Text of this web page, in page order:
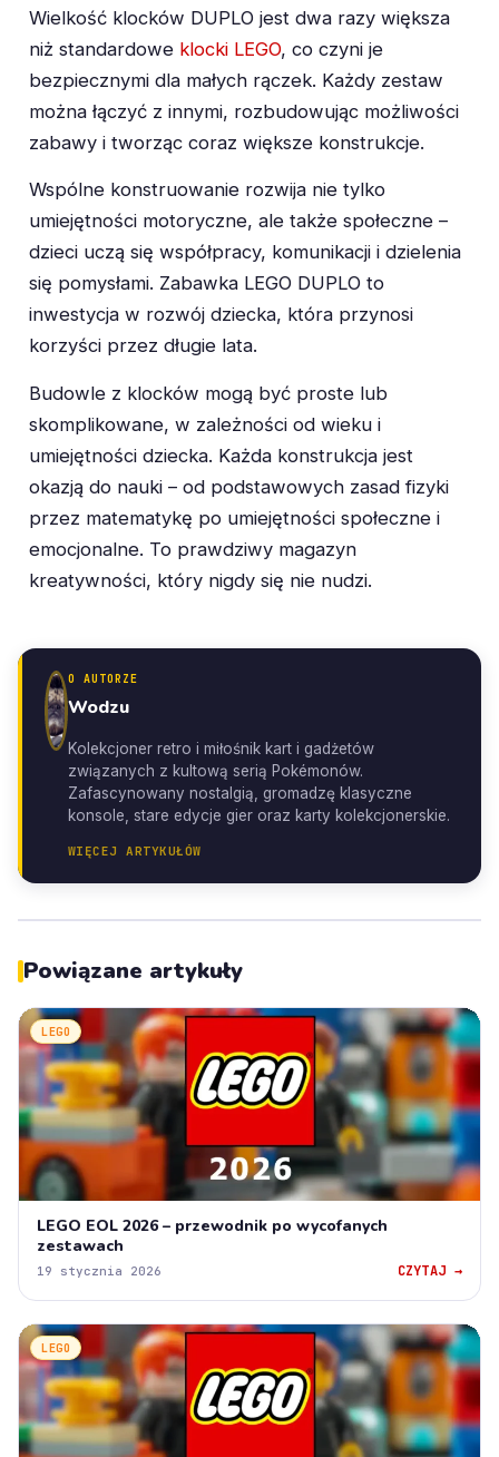
Wielkość klocków DUPLO jest dwa razy większa
niż standardowe klocki LEGO, co czyni je
bezpiecznymi dla małych rączek. Każdy zestaw
można łączyć z innymi, rozbudowując możliwości
zabawy i tworząc coraz większe konstrukcje.
Wspólne konstruowanie rozwija nie tylko
umiejętności motoryczne, ale także społeczne –
dzieci uczą się współpracy, komunikacji i dzielenia
się pomysłami. Zabawka LEGO DUPLO to
inwestycja w rozwój dziecka, która przynosi
korzyści przez długie lata.
Budowle z klocków mogą być proste lub
skomplikowane, w zależności od wieku i
umiejętności dziecka. Każda konstrukcja jest
okazją do nauki – od podstawowych zasad fizyki
przez matematykę po umiejętności społeczne i
emocjonalne. To prawdziwy magazyn
kreatywności, który nigdy się nie nudzi.
O AUTORZE
Wodzu
Kolekcjoner retro i miłośnik kart i gadżetów
związanych z kultową serią Pokémonów.
Zafascynowany nostalgią, gromadzę klasyczne
konsole, stare edycje gier oraz karty kolekcjonerskie.
WIĘCEJ ARTYKUŁÓW
Powiązane artykuły
LEGO
LEGO EOL 2026 – przewodnik po wycofanych
zestawach
19 stycznia 2026 CZYTAJ →
LEGO